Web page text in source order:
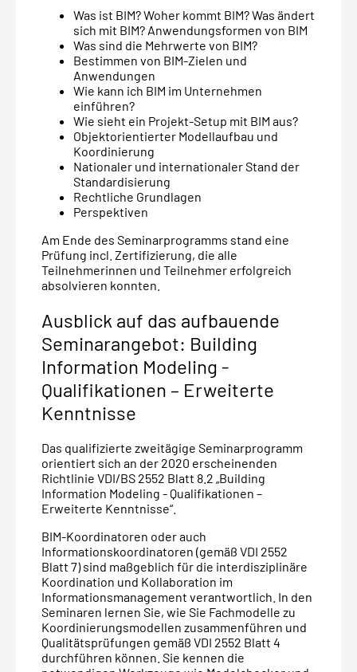
Was ist BIM? Woher kommt BIM? Was ändert
sich mit BIM? Anwendungsformen von BIM
Was sind die Mehrwerte von BIM?
Bestimmen von BIM-Zielen und
Anwendungen
Wie kann ich BIM im Unternehmen
einführen?
Wie sieht ein Projekt-Setup mit BIM aus?
Objektorientierter Modellaufbau und
Koordinierung
Nationaler und internationaler Stand der
Standardisierung
Rechtliche Grundlagen
Perspektiven
Am Ende des Seminarprogramms stand eine
Prüfung incl. Zertifizierung, die alle
Teilnehmerinnen und Teilnehmer erfolgreich
absolvieren konnten.
Ausblick auf das aufbauende
Seminarangebot: Building
Information Modeling -
Qualifikationen – Erweiterte
Kenntnisse
Das qualifizierte zweitägige Seminarprogramm
orientiert sich an der 2020 erscheinenden
Richtlinie VDI/BS 2552 Blatt 8.2 „Building
Information Modeling - Qualifikationen –
Erweiterte Kenntnisse“.
BIM-Koordinatoren oder auch
Informationskoordinatoren (gemäß VDI 2552
Blatt 7) sind maßgeblich für die interdisziplinäre
Koordination und Kollaboration im
Informationsmanagement verantwortlich. In den
Seminaren lernen Sie, wie Sie Fachmodelle zu
Koordinierungsmodellen zusammenführen und
Qualitätsprüfungen gemäß VDI 2552 Blatt 4
durchführen können. Sie kennen die